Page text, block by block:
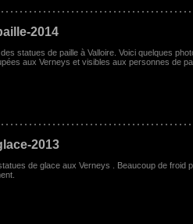
2014
statues de paille à Valloire. Voici quelques
aux Verneys et visibles aux personnes de
2013
de glace aux Verneys . Beaucoup de